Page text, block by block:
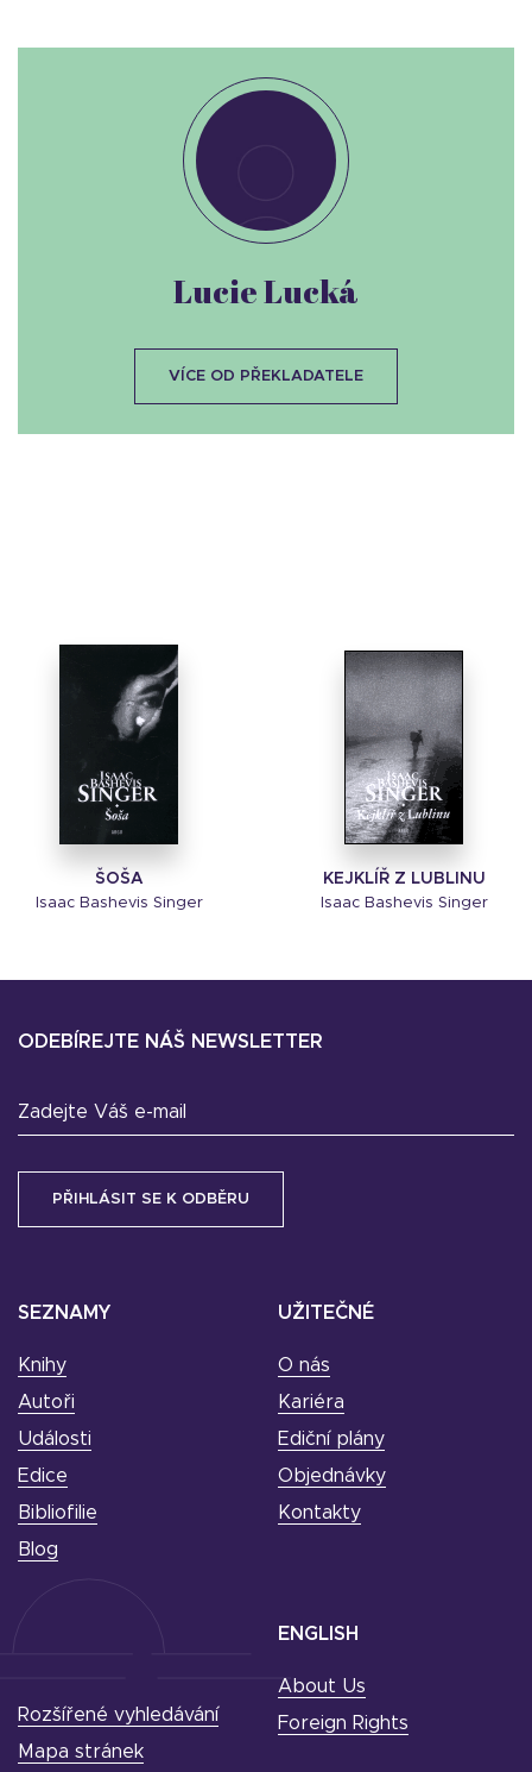
ŠOŠA
Isaac Bashevis Singer
KEJKLÍŘ Z LUBLINU
Isaac Bashevis Singer
Lucie Lucká
VÍCE OD PŘEKLADATELE
SEZNAMY
Knihy
Autoři
Události
Edice
Bibliofilie
Blog
UŽITEČNÉ
O nás
Kariéra
Ediční plány
Objednávky
Kontakty
ODEBÍREJTE NÁŠ NEWSLETTER
Zadejte Váš e-mail
ENGLISH
About Us
Foreign Rights
Rozšířené vyhledávání
Mapa stránek